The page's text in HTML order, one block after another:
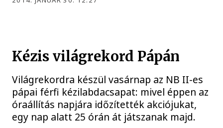
Kézis világrekord Pápán
Világrekordra készül vasárnap az NB II-es
pápai férfi kézilabdacsapat: mivel éppen az
óraállítás napjára időzítették akciójukat,
egy nap alatt 25 órán át játszanak majd.